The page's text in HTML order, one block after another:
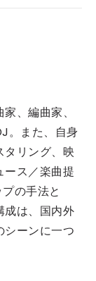
、編曲家、
。また、自身
リング、映
ス／楽曲提
の手法と
成は、国内外
シーンに一つ